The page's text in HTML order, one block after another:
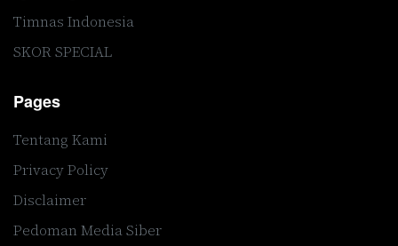
Timnas Indonesia
SKOR SPECIAL
Pages
Tentang Kami
Privacy Policy
Disclaimer
Pedoman Media Siber